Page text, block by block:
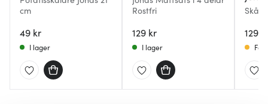
cm
49 kr
I lager
Rostfri
129 kr
I lager
Skål
129
Få